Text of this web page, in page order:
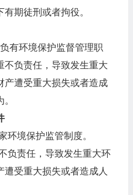
期徒刑或者拘役。
有环境保护监督管理职
不负责任，导致发生重大
产遭受重大损失或者造成
境保护监管制度。
责任，导致发生重大环
受重大损失或者造成人